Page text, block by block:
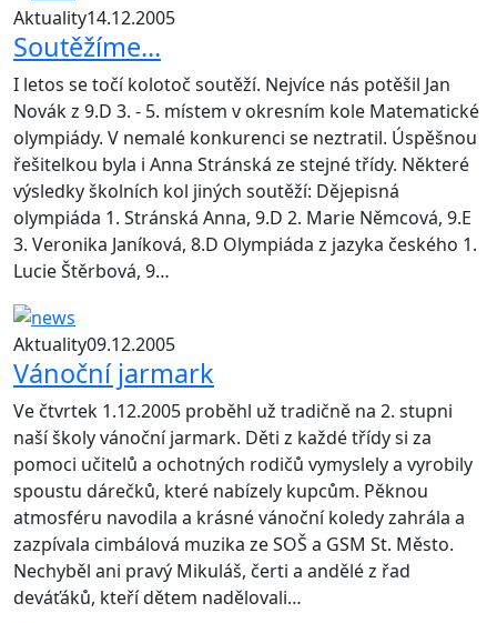
Aktuality14.12.2005
Soutěžíme...
I letos se točí kolotoč soutěží. Nejvíce nás potěšil Jan
Novák z 9.D 3. - 5. místem v okresním kole Matematické
olympiády. V nemalé konkurenci se neztratil. Úspěšnou
řešitelkou byla i Anna Stránská ze stejné třídy. Některé
výsledky školních kol jiných soutěží: Dějepisná
olympiáda 1. Stránská Anna, 9.D 2. Marie Němcová, 9.E
3. Veronika Janíková, 8.D Olympiáda z jazyka českého 1.
Lucie Štěrbová, 9…
Aktuality09.12.2005
Vánoční jarmark
Ve čtvrtek 1.12.2005 proběhl už tradičně na 2. stupni
naší školy vánoční jarmark. Děti z každé třídy si za
pomoci učitelů a ochotných rodičů vymyslely a vyrobily
spoustu dárečků, které nabízely kupcům. Pěknou
atmosféru navodila a krásné vánoční koledy zahrála a
zazpívala cimbálová muzika ze SOŠ a GSM St. Město.
Nechyběl ani pravý Mikuláš, čerti a andělé z řad
deváťáků, kteří dětem nadělovali…